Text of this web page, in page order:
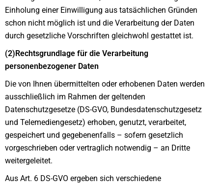
Einholung einer Einwilligung aus tatsächlichen Gründen
schon nicht möglich ist und die Verarbeitung der Daten
durch gesetzliche Vorschriften gleichwohl gestattet ist.
(2)Rechtsgrundlage für die Verarbeitung
personenbezogener Daten
Die von Ihnen übermittelten oder erhobenen Daten werden
ausschließlich im Rahmen der geltenden
Datenschutzgesetze (DS-GVO, Bundesdatenschutzgesetz
und Telemediengesetz) erhoben, genutzt, verarbeitet,
gespeichert und gegebenenfalls – sofern gesetzlich
vorgeschrieben oder vertraglich notwendig – an Dritte
weitergeleitet.
Aus Art. 6 DS-GVO ergeben sich verschiedene